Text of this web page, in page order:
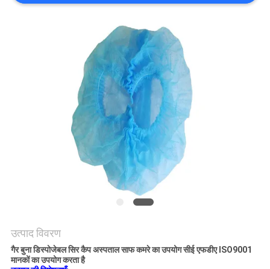
उत्पाद विवरण
गैर बुना डिस्पोजेबल सिर कैप अस्पताल साफ कमरे का उपयोग सीई एफडीए ISO9001
मानकों का उपयोग करता है